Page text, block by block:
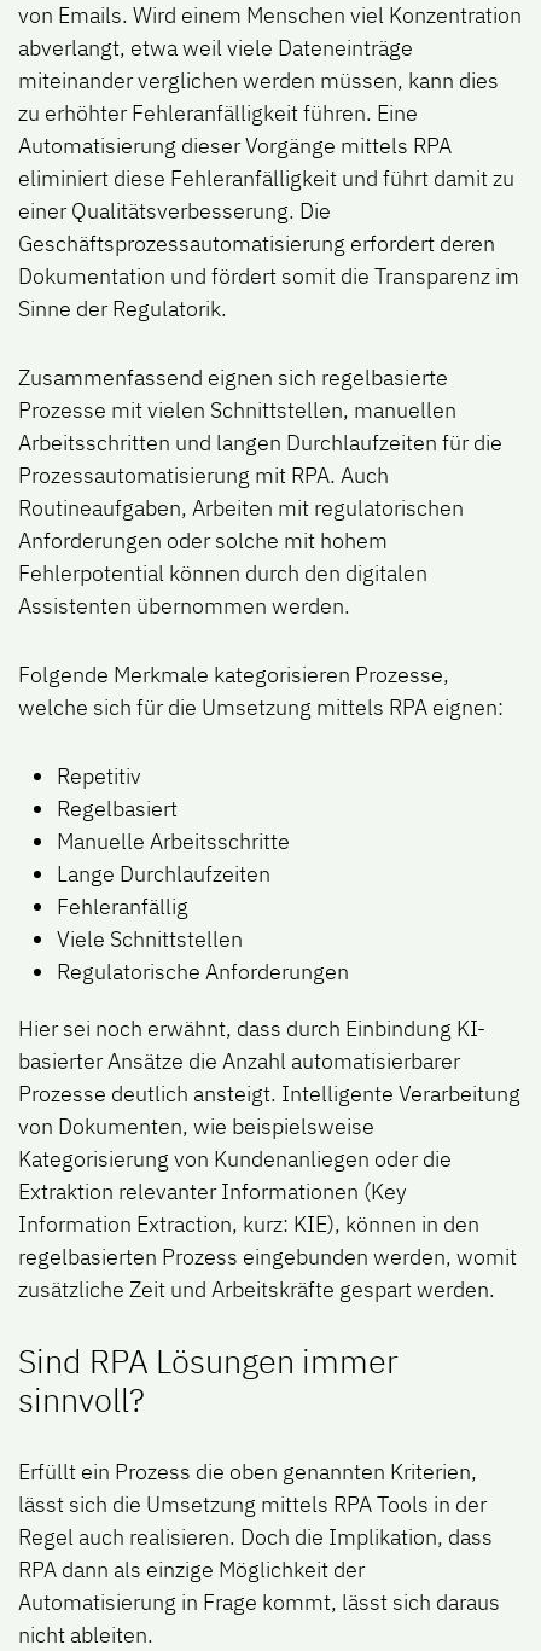
von Emails. Wird einem Menschen viel Konzentration
abverlangt, etwa weil viele Dateneinträge
miteinander verglichen werden müssen, kann dies
zu erhöhter Fehleranfälligkeit führen. Eine
Automatisierung dieser Vorgänge mittels RPA
eliminiert diese Fehleranfälligkeit und führt damit zu
einer Qualitätsverbesserung. Die
Geschäftsprozessautomatisierung erfordert deren
Dokumentation und fördert somit die Transparenz im
Sinne der Regulatorik.
Zusammenfassend eignen sich regelbasierte
Prozesse mit vielen Schnittstellen, manuellen
Arbeitsschritten und langen Durchlaufzeiten für die
Prozessautomatisierung mit RPA. Auch
Routineaufgaben, Arbeiten mit regulatorischen
Anforderungen oder solche mit hohem
Fehlerpotential können durch den digitalen
Assistenten übernommen werden.
Folgende Merkmale kat​egorisieren Prozesse,
welche sich für die Umsetzung mittels RPA eignen:
Repetitiv
Regelbasiert
Manuelle Arbeitsschritte
Lange Durchlaufzeiten
Fehleranfällig
Viele Schnittstellen
Regulatorische Anforderungen
Hier sei noch erwähnt, dass durch Einbindung KI-
basierter Ansätze die Anzahl automatisierbarer
Prozesse deutlich ansteigt. Intelligente Verarbeitung
von Dokumenten, wie beispielsweise
Kategorisierung von Kundenanliegen oder die
Extraktion relevanter Informationen (Key
Information Extraction, kurz: KIE), können in den
regelbasierten Prozess eingebunden werden, womit
zusätzliche Zeit und Arbeitskräfte gespart werden.
Sind RPA Lösungen immer
sinnvoll?
Erfüllt ein Prozess die oben genannten Kriterien,
lässt sich die Umsetzung mittels RPA Tools in der
Regel auch realisieren. Doch die Implikation, dass
RPA dann als einzige Möglichkeit der
Automatisierung in Frage kommt, lässt sich daraus
nicht ableiten.